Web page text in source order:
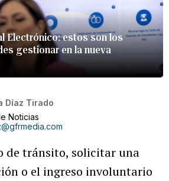
Electrónico: estos son los
gestionar en la nueva
Díaz Tirado
Noticias
de tránsito, solicitar una
o el ingreso involuntario